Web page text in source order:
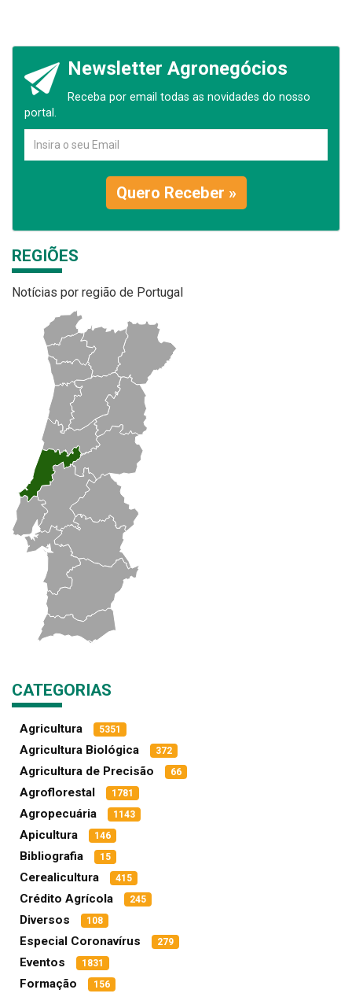
Newsletter Agronegócios
Receba por email todas as novidades do nosso
portal.
Quero Receber »
REGIÕES
Notícias por região de Portugal
CATEGORIAS
Agricultura 5351
Agricultura Biológica 372
Agricultura de Precisão 66
Agroflorestal 1781
Agropecuária 1143
Apicultura 146
Bibliografia 15
Cerealicultura 415
Crédito Agrícola 245
Diversos 108
Especial Coronavírus 279
Eventos 1831
Formação 156